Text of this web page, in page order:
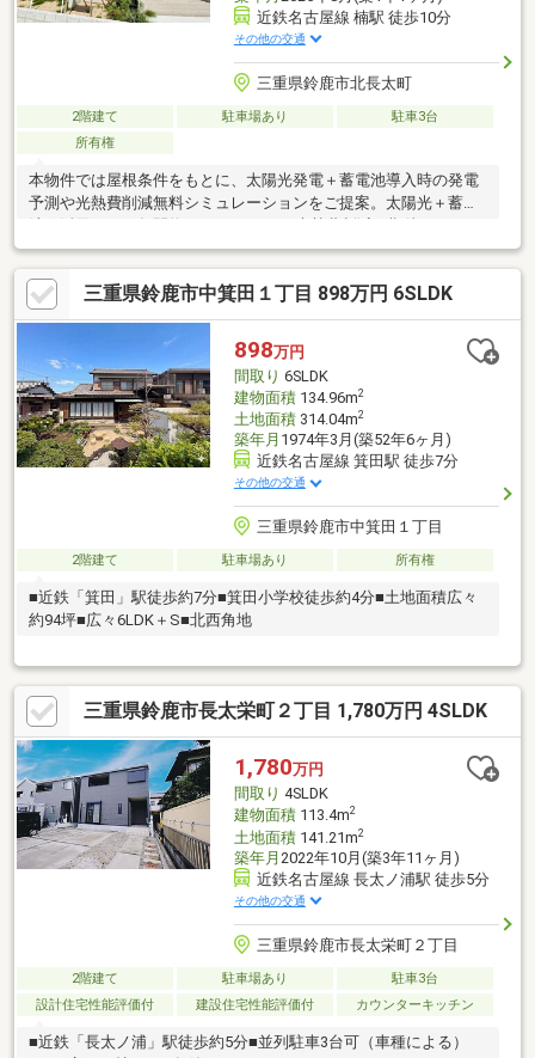
近鉄名古屋線 楠駅 徒歩10分
その他の交通
三重県鈴鹿市北長太町
2階建て 駐車場あり
駐車3台
所有権
本物件では屋根条件をもとに、太陽光発電＋蓄電池導入時の発電
予測や光熱費削減無料シミュレーションをご提案。太陽光＋蓄電
■物件のおすすめポイント■◆おしゃれな家具付き新築戸建♪◆駐
車4台以上可◆楠駅まで徒歩10分◆長太小学校まで徒歩5分〇複数
不動産サイトを見なくても当店で解決〇 当店は鈴鹿市の物件す
べてご紹介可能！ お問合せは「０１２０－６６８－６６２」ま
で☆ お得に買うなら《ハウスドゥ鈴鹿白子店》お家の購入・売
却・ローン相談なんでもお任せください！【＊当店では住宅ロー
ン事務代行手数料は一切いただきません＊】
三重県鈴鹿市中箕田１丁目 898万円 6SLDK
898万円
間取り 6SLDK
建物面積134.96m2
土地面積314.04m2
築年月 1974年3月(築52年6ヶ月)
近鉄名古屋線 箕田駅 徒歩7分
その他の交通
三重県鈴鹿市中箕田１丁目
2階建て 駐車場あり 所有権
■近鉄「箕田」駅徒歩約7分■箕田小学校徒歩約4分■土地面積広々
約94坪■広々6LDK＋S■北西角地
三重県鈴鹿市長太栄町２丁目 1,780万円 4SLDK
1,780万円
間取り 4SLDK
建物面積113.4m2
土地面積141.21m2
築年月 2022年10月(築3年11ヶ月)
近鉄名古屋線 長太ノ浦駅 徒歩5分
その他の交通
三重県鈴鹿市長太栄町２丁目
2階建て 駐車場あり
駐車3台
設計住宅性能評価付
建設住宅性能評価付 カウンターキッチン
■近鉄「長太ノ浦」駅徒歩約5分■並列駐車3台可（車種による）